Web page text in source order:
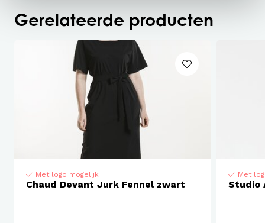
Gerelateerde producten
Met logo mogelijk
Chaud Devant Jurk Fennel zwart
Met
Studio